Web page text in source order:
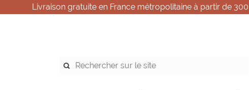
Livraison gratuite en France métropolitaine à partir de